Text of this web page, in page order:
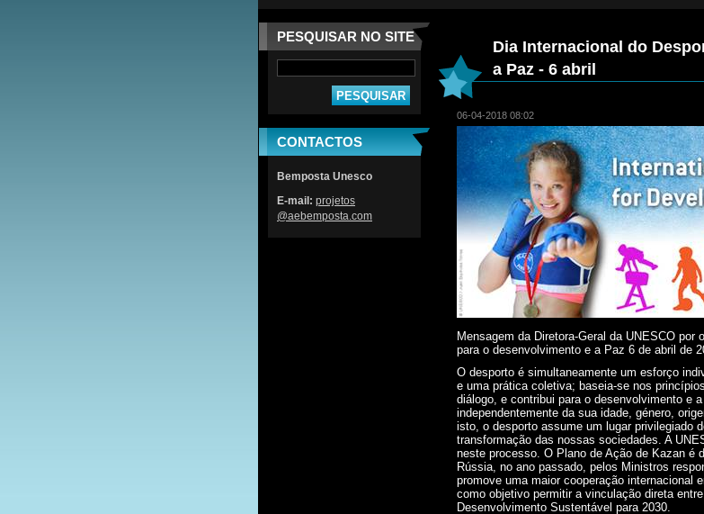
PESQUISAR NO SITE
CONTACTOS
Bemposta Unesco
E-mail: projetos
@aebemposta.com
Dia Internacional do
a Paz - 6 abril
06-04-2018 08:02
Mensagem da Diretora-Geral da UNESCO
para o desenvolvimento e a Paz 6 de abril de
O desporto é simultaneamente um esforço
e uma prática coletiva; baseia-se nos
diálogo, e contribui para o desenvolvimento e
independentemente da sua idade, género,
isto, o desporto assume um lugar privilegiado
transformação das nossas sociedades. A
neste processo. O Plano de Ação de Kazan é
Rússia, no ano passado, pelos Ministros
promove uma maior cooperação internacional
como objetivo permitir a vinculação direta
Desenvolvimento Sustentável para 2030.